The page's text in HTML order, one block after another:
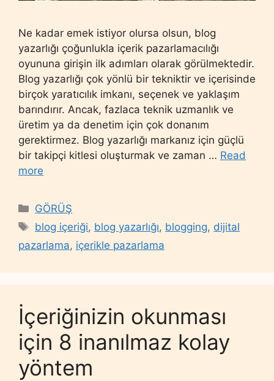
Ne kadar emek istiyor olursa olsun, blog
yazarlığı çoğunlukla içerik pazarlamacılığı
oyununa girişin ilk adımları olarak görülmektedir.
Blog yazarlığı çok yönlü bir tekniktir ve içerisinde
birçok yaratıcılık imkanı, seçenek ve yaklaşım
barındırır. Ancak, fazlaca teknik uzmanlık ve
üretim ya da denetim için çok donanım
gerektirmez. Blog yazarlığı markanız için güçlü
bir takipçi kitlesi oluşturmak ve zaman … Read
more
Categories
GÖRÜŞ
Tags
blog içeriği, blog yazarlığı, blogging, dijital
pazarlama, içerikle pazarlama
İçeriğinizin okunması
için 8 inanılmaz kolay
yöntem